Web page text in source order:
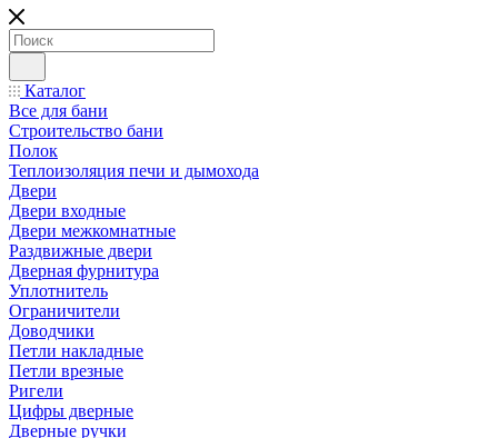
Каталог
Все для бани
Строительство бани
Полок
Теплоизоляция печи и дымохода
Двери
Двери входные
Двери межкомнатные
Раздвижные двери
Дверная фурнитура
Уплотнитель
Ограничители
Доводчики
Петли накладные
Петли врезные
Ригели
Цифры дверные
Дверные ручки